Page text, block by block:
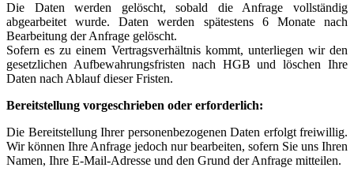
Die Daten werden gelöscht, sobald die Anfrage vollständig
abgearbeitet wurde. Daten werden spätestens 6 Monate nach
Bearbeitung der Anfrage gelöscht.
Sofern es zu einem Vertragsverhältnis kommt, unterliegen wir den
gesetzlichen Aufbewahrungsfristen nach HGB und löschen Ihre
Daten nach Ablauf dieser Fristen.
Bereitstellung vorgeschrieben oder erforderlich:
Die Bereitstellung Ihrer personenbezogenen Daten erfolgt freiwillig.
Wir können Ihre Anfrage jedoch nur bearbeiten, sofern Sie uns Ihren
Namen, Ihre E-Mail-Adresse und den Grund der Anfrage mitteilen.